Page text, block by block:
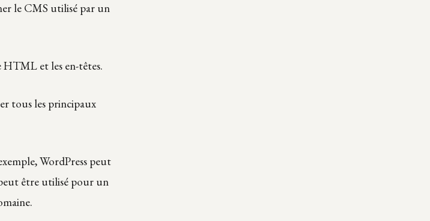
le CMS utilisé par un
HTML et les en-têtes.
tous les principaux
WordPress peut
être utilisé pour un